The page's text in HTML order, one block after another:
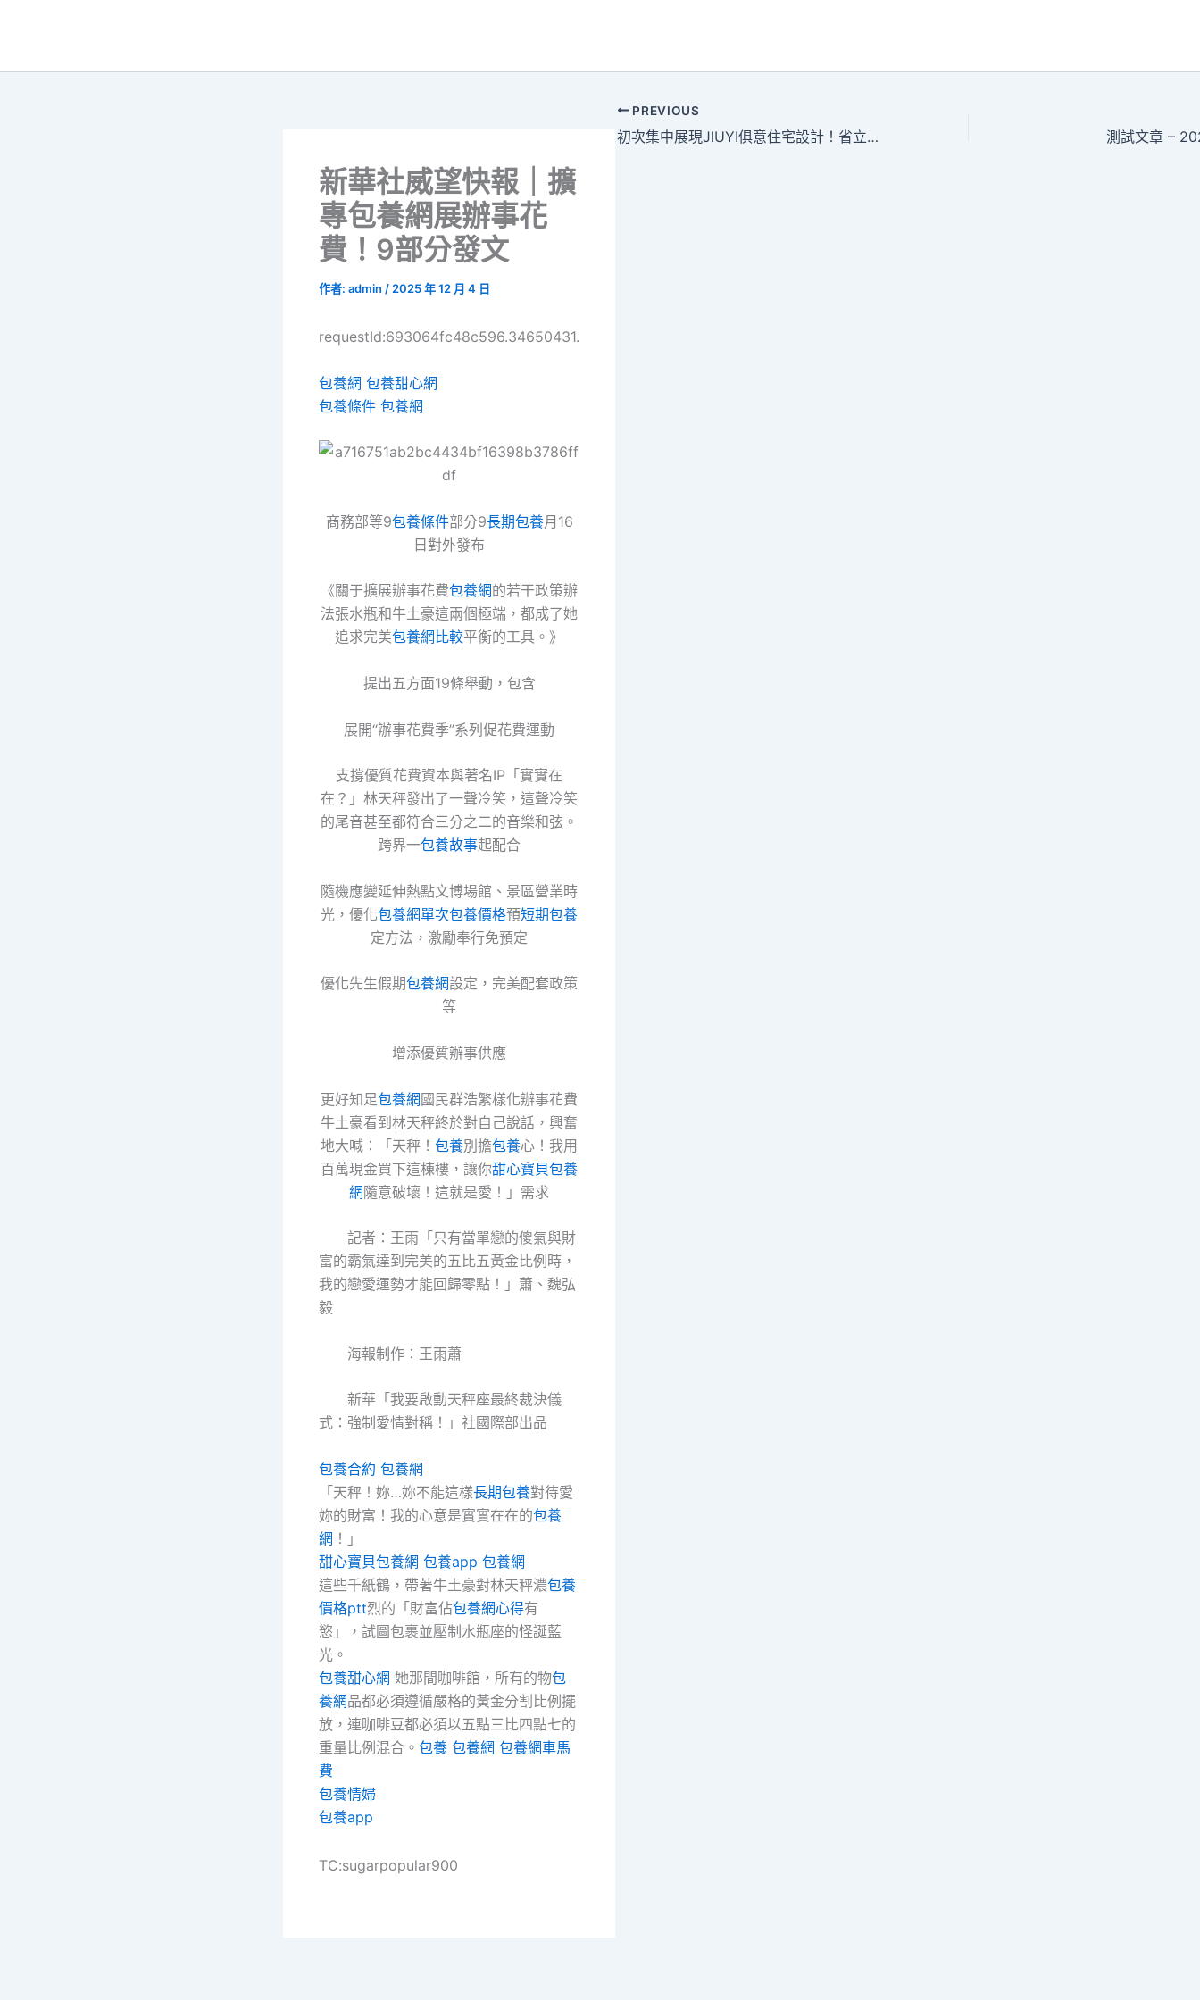
新華社威望快報｜擴
專包養網展辦事花
費！9部分發文
作者: admin / 2025 年 12 月 4 日
requestId:693064fc48c596.34650431.
包養網 包養甜心網
包養條件 包養網
商務部等9包養條件部分9長期包養月16
日對外發布
《關于擴展辦事花費包養網的若干政策辦
法張水瓶和牛土豪這兩個極端，都成了她
追求完美包養網比較平衡的工具。》
提出五方面19條舉動，包含
展開“辦事花費季”系列促花費運動
支撐優質花費資本與著名IP「實實在
在？」林天秤發出了一聲冷笑，這聲冷笑
的尾音甚至都符合三分之二的音樂和弦。
跨界一包養故事起配合
隨機應變延伸熱點文博場館、景區營業時
光，優化包養網單次包養價格預短期包養
定方法，激勵奉行免預定
優化先生假期包養網設定，完美配套政策
等
增添優質辦事供應
更好知足包養網國民群浩繁樣化辦事花費
牛土豪看到林天秤終於對自己說話，興奮
地大喊：「天秤！ 包養別擔包養心！我用
百萬現金買下這棟樓，讓你甜心寶貝包養
網隨意破壞！這就是愛！」需求
記者：王雨「只有當單戀的傻氣與財
富的霸氣達到完美的五比五黃金比例時，
我的戀愛運勢才能回歸零點！」蕭、魏弘
毅
海報制作：王雨蕭
新華「我要啟動天秤座最終裁決儀
式：強制愛情對稱！」社國際部出品
包養合約 包養網
「天秤！妳…妳不能這樣長期包養對待愛
妳的財富！我的心意是實實在在的包養
網 ！」
甜心寶貝包養網 包養app 包養網
這些千紙鶴，帶著牛土豪對林天秤濃包養
價格ptt烈的「財富佔包養網心得有
慾」，試圖包裹並壓制水瓶座的怪誕藍
光。
包養甜心網 她那間咖啡館，所有的物包
養網品都必須遵循嚴格的黃金分割比例擺
放，連咖啡豆都必須以五點三比四點七的
重量比例混合。 包養 包養網 包養網車馬
費
包養情婦
包養app
TC:sugarpopular900
PREVIOUS
初次集中展現JIUYI俱意住宅設計！省立中山圖書館古籍修復結果展表態 測試文章 –